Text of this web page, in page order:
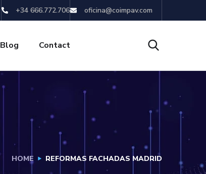
+34 666.772.706 oficina@coimpav.com
Blog Contact
HOME REFORMAS FACHADAS MADRID